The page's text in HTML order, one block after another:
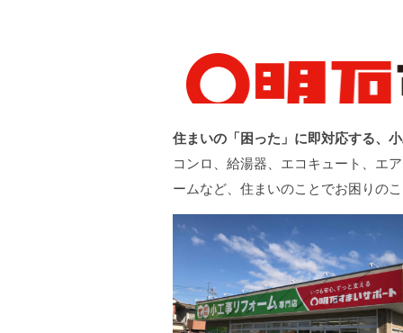
住まいの「困った」に即対応する、
コンロ、給湯器、エコキュート、エ
ームなど、住まいのことでお困り